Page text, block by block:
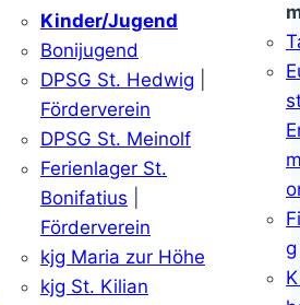
Kinder/Jugend
Bonijugend
DPSG St. Hedwig
Förderverein
DPSG St. Meinolf
Ferienlager St.
Bonifatius
Förderverein
kjg Maria zur Höhe
kjg St. Kilian
g